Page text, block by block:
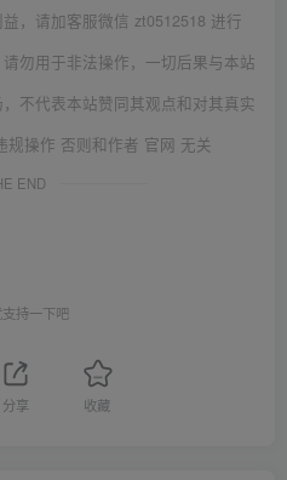
，请加客服微信 zt0512518 进行
勿用于非法操作，一切后果与本站
不代表本站赞同其观点和对其真实
规操作 否则和作者 官网 无关
END
持一下吧
分享 收藏